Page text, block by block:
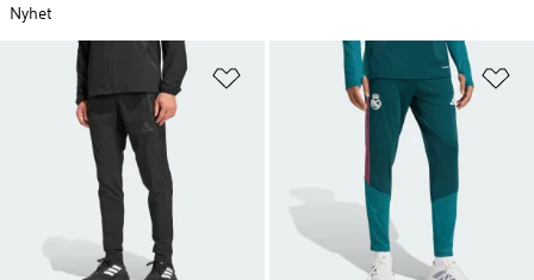
Nyhet
Lägg till på önskelistan